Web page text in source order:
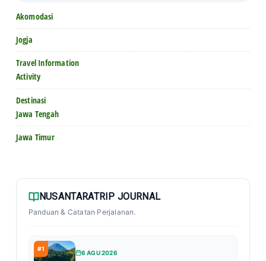
Akomodasi
Jogja
Travel Information
Activity
Destinasi
Jawa Tengah
Jawa Timur
NUSANTARATRIP JOURNAL
Panduan & Catatan Perjalanan.
#1
6 AGU 2026